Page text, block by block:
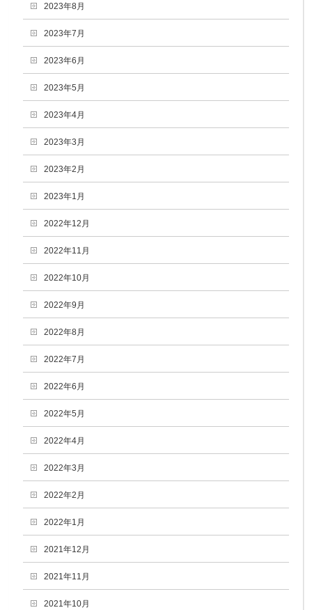
2023年8月
2023年7月
2023年6月
2023年5月
2023年4月
2023年3月
2023年2月
2023年1月
2022年12月
2022年11月
2022年10月
2022年9月
2022年8月
2022年7月
2022年6月
2022年5月
2022年4月
2022年3月
2022年2月
2022年1月
2021年12月
2021年11月
2021年10月